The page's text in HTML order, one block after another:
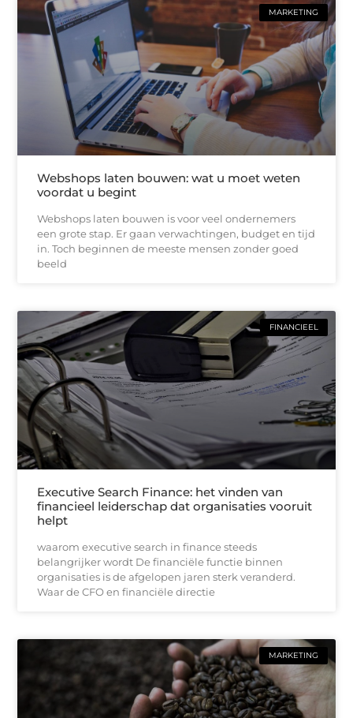
MARKETING
Webshops laten bouwen: wat u moet weten
voordat u begint
Webshops laten bouwen is voor veel ondernemers
een grote stap. Er gaan verwachtingen, budget en tijd
in. Toch beginnen de meeste mensen zonder goed
beeld
FINANCIEEL
Executive Search Finance: het vinden van
financieel leiderschap dat organisaties vooruit
helpt
waarom executive search in finance steeds
belangrijker wordt De financiële functie binnen
organisaties is de afgelopen jaren sterk veranderd.
Waar de CFO en financiële directie
MARKETING